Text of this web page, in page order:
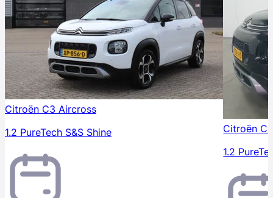
Citroën C3 Aircross
1.2 PureTech S&S Shine
Citroën
1.2